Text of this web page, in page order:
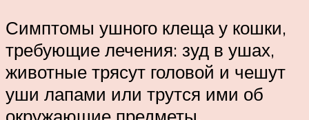
Симптомы ушного клеща у кошки,
требующие лечения: зуд в ушах,
животные трясут головой и чешут
уши лапами или трутся ими об